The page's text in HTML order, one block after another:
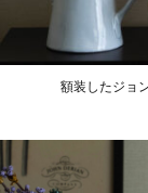
額装したジョ